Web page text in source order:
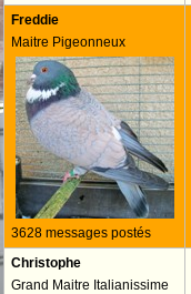
Freddie
Maitre Pigeonneux
3628 messages postés
Christophe
Grand Maitre Italianissime